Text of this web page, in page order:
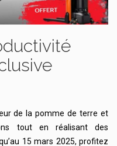
de la pomme de terre et
tout en réalisant des
15 mars 2025, profitez